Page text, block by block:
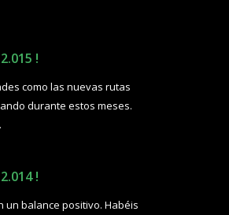
!
como las nuevas rutas
durante estos meses.
!
un balance positivo. Habéis